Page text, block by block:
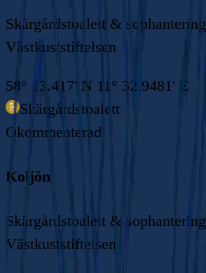
Skärgårdstoalett & sophantering
Västkuststiftelsen
58° 13.417' N 11° 32.9481' E
Skärgårdstoalett
Okommenterad
Koljön
Skärgårdstoalett & sophantering
Västkuststiftelsen